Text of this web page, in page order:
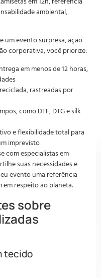
ambiental,
um evento surpresa, ação
corporativa, você priorize:
em menos de 12 horas,
rastreadas por
como DTF, DTG e silk
e flexibilidade total para
imprevisto
com especialistas em
suas necessidades e
evento uma referência
em respeito ao planeta.
sobre
tecido